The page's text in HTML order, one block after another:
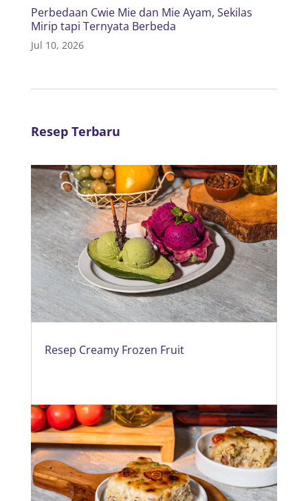
Perbedaan Cwie Mie dan Mie Ayam, Sekilas
Mirip tapi Ternyata Berbeda
Jul 10, 2026
Resep Terbaru
Resep Creamy Frozen Fruit